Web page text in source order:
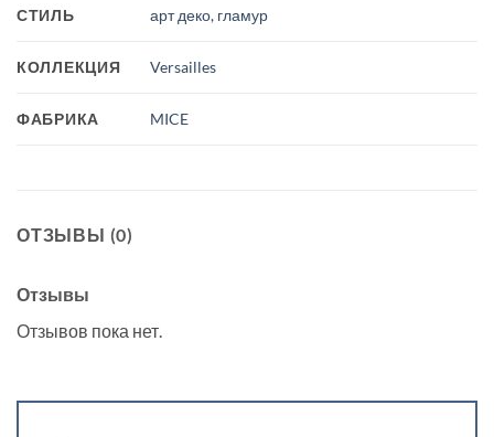
СТИЛЬ арт деко, гламур
КОЛЛЕКЦИЯ Versailles
ФАБРИКА MICE
ОТЗЫВЫ (0)
Отзывы
Отзывов пока нет.